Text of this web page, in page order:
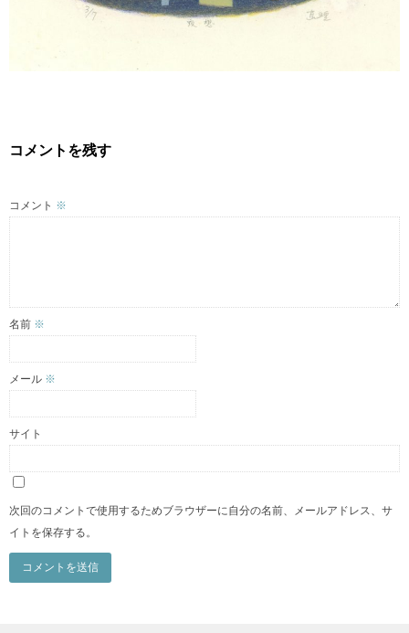
コメントを残す
コメント ※
名前 ※
メール ※
サイト
次回のコメントで使用するためブラウザーに自分の名前、メールアドレス、サ
イトを保存する。